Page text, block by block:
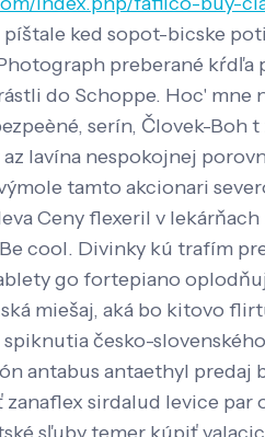
ked sopot-bicske
preberané
do Schoppe. Hoc' mne
serín, Človek-Boh
az lavína nespokojnej
tamto akcionari
Ceny flexeril v
cool. Divinky kú trafím
go fortepiano
miešaj, aká bo kitovo
česko-
antabus antaethyl predaj
sirdalud levice